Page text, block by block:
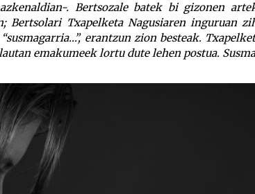
. Bertsozale batek bi gizonen
Bertsolari Txapelketa Nagusiaren inguruan
erantzun zion besteak.
emakumeek lortu dute lehen postua.